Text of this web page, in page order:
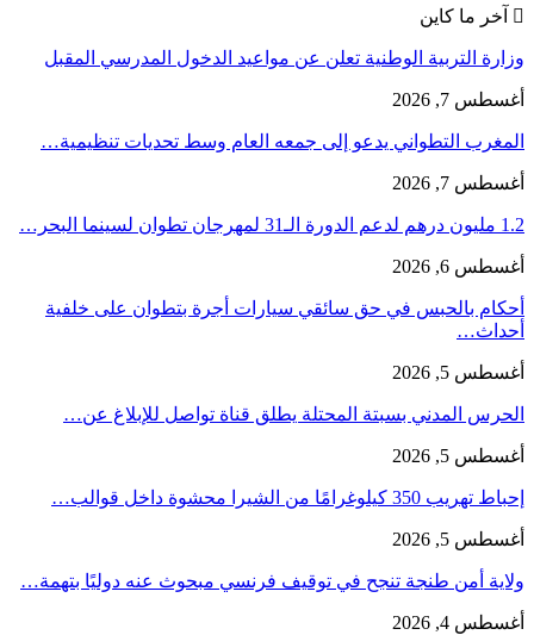
آخر ما كاين
وزارة التربية الوطنية تعلن عن مواعيد الدخول المدرسي المقبل
أغسطس 7, 2026
المغرب التطواني يدعو إلى جمعه العام وسط تحديات تنظيمية…
أغسطس 7, 2026
1.2 مليون درهم لدعم الدورة الـ31 لمهرجان تطوان لسينما البحر…
أغسطس 6, 2026
أحكام بالحبس في حق سائقي سيارات أجرة بتطوان على خلفية
أحداث…
أغسطس 5, 2026
الحرس المدني بسبتة المحتلة يطلق قناة تواصل للإبلاغ عن…
أغسطس 5, 2026
إحباط تهريب 350 كيلوغرامًا من الشيرا محشوة داخل قوالب…
أغسطس 5, 2026
ولاية أمن طنجة تنجح في توقيف فرنسي مبحوث عنه دوليًا بتهمة…
أغسطس 4, 2026